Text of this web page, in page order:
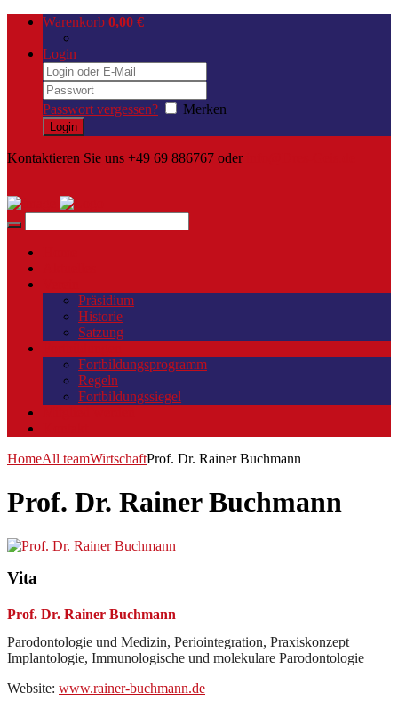
Warenkorb 0,00 €
Login
Passwort vergessen? Merken
Kontaktieren Sie uns +49 69 886767 oder
Präsidium
Historie
Satzung
Fortbildungsprogramm
Regeln
Fortbildungssiegel
HomeAll teamWirtschaftProf. Dr. Rainer Buchmann
Prof. Dr. Rainer Buchmann
Vita
Prof. Dr. Rainer Buchmann
Parodontologie und Medizin, Periointegration, Praxiskonzept
Implantologie, Immunologische und molekulare Parodontologie
Website: www.rainer-buchmann.de